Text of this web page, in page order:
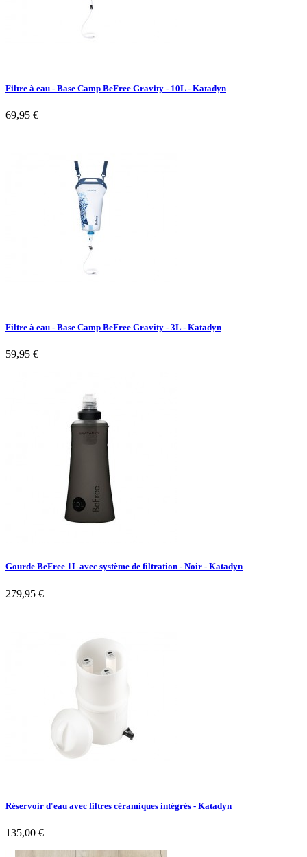
Filtre à eau - Base Camp BeFree Gravity - 10L - Katadyn
69,95 €
Filtre à eau - Base Camp BeFree Gravity - 3L - Katadyn
59,95 €
Gourde BeFree 1L avec système de filtration - Noir - Katadyn
279,95 €
Réservoir d'eau avec filtres céramiques intégrés - Katadyn
135,00 €